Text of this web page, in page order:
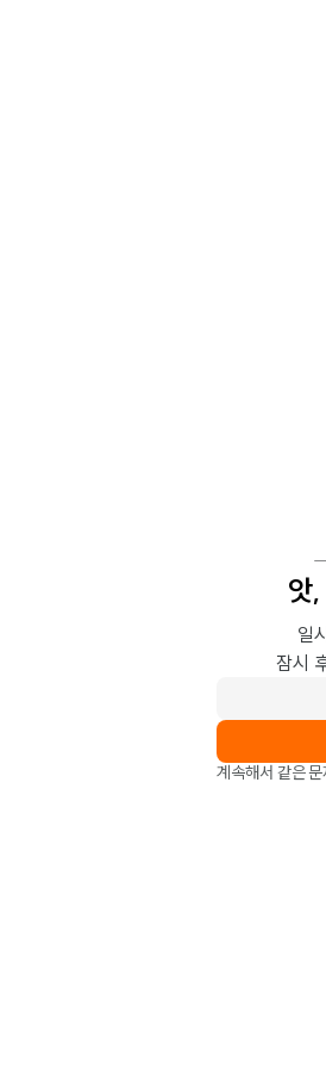
앗
일
잠시
계속해서 같은